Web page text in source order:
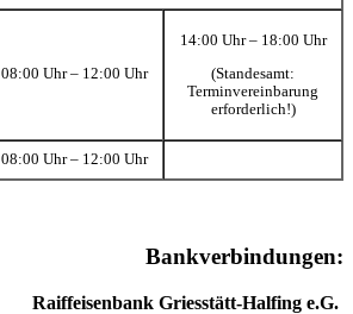
08:00 Uhr – 12:00 Uhr
14:00 Uhr – 18:00 Uhr
(Standesamt:
Terminvereinbarung
erforderlich!)
08:00 Uhr – 12:00 Uhr
Bankverbindungen:
Raiffeisenbank Griesstätt-Halfing e.G.